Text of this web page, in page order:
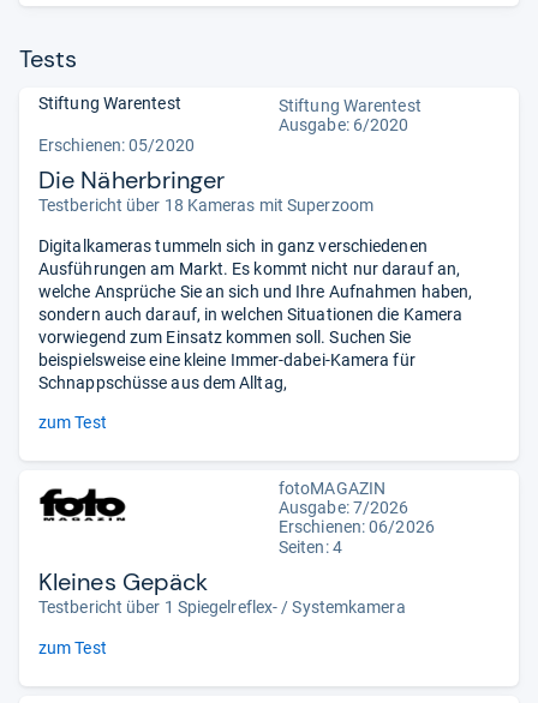
Tests
Stiftung Warentest
Stiftung Warentest
Ausgabe: 6/2020
Erschienen: 05/2020
Die Näherbringer
Testbericht über 18 Kameras mit Superzoom
Digitalkameras tummeln sich in ganz verschiedenen
Ausführungen am Markt. Es kommt nicht nur darauf an,
welche Ansprüche Sie an sich und Ihre Aufnahmen haben,
sondern auch darauf, in welchen Situationen die Kamera
vorwiegend zum Einsatz kommen soll. Suchen Sie
beispielsweise eine kleine Immer-dabei-Kamera für
Schnappschüsse aus dem Alltag,
zum Test
fotoMAGAZIN
Ausgabe: 7/2026
Erschienen:06/2026
Seiten: 4
Kleines Gepäck
Testbericht über 1 Spiegelreflex- / Systemkamera
zum Test